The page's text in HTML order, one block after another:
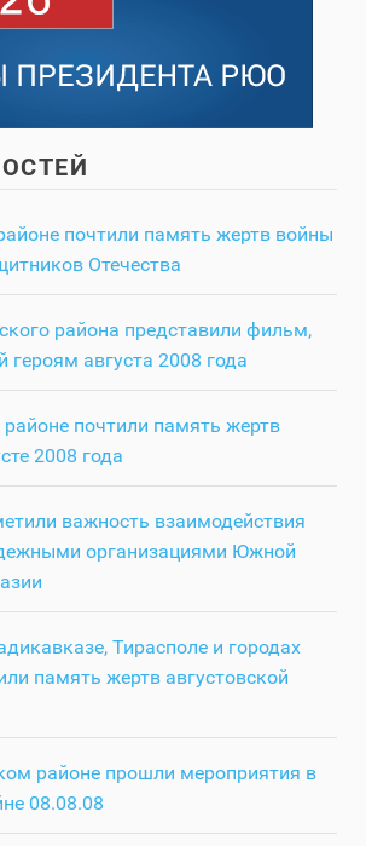
почтили память жертв войны
Отечества
района представили фильм,
героям августа 2008 года
почтили память жертв
2008 года
важность взаимодействия
организациями Южной
Тирасполе и городах
память жертв августовской
районе прошли мероприятия в
08.08.08